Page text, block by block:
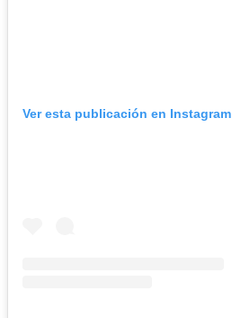
Ver esta publicación en Instagram